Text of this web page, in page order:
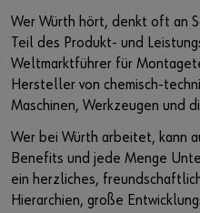
Wer Würth hört, denkt oft an
Teil des Produkt- und
Weltmarktführer für
Hersteller von chemisch-
Maschinen, Werkzeugen und
Wer bei Würth arbeitet, kann
Benefits und jede Menge
ein herzliches,
Hierarchien, große